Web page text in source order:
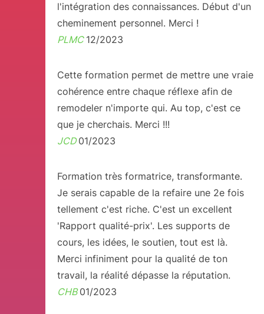
l'intégration des connaissances. Début d'un
cheminement personnel. Merci !
PLMC 12/2023
Cette formation permet de mettre une vraie
cohérence entre chaque réflexe afin de
remodeler n'importe qui. Au top, c'est ce
que je cherchais. Merci !!!
JCD01/2023
Formation très formatrice, transformante.
Je serais capable de la refaire une 2e fois
tellement c'est riche. C'est un excellent
'Rapport qualité-prix'. Les supports de
cours, les idées, le soutien, tout est là.
Merci infiniment pour la qualité de ton
travail, la réalité dépasse la réputation.
CHB01/2023